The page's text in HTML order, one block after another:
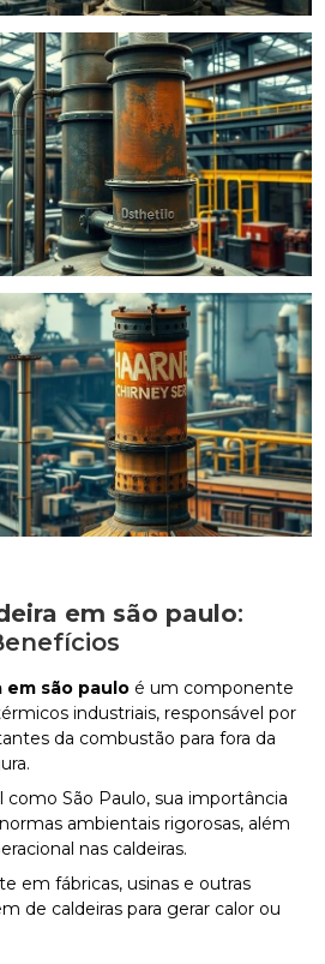
em são paulo:
em são paulo é um componente
industriais, responsável por
da combustão para fora da
São Paulo, sua importância
ambientais rigorosas, além
nas caldeiras.
em fábricas, usinas e outras
de caldeiras para gerar calor ou